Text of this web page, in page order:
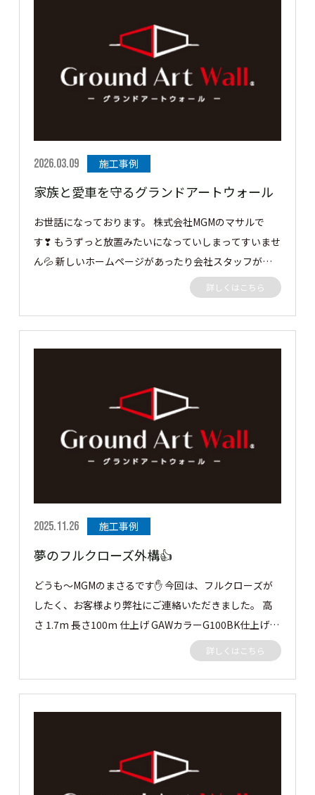
線を気にせずお庭のプライベート空間でのんびり過ごせ
ます！ ありがとうございました。 この度はご依頼あり
がとうございました。
2026.03.09 施工事例
家族と愛車を守るグランドアートウォール
お世話になっております。 株式会社MGMのマサルで
す❣ もうずっと放置みたいになっていしまってすいませ
ん💦 新しいホームページがあったり会社スタッフが増
えて仕事も忙しく 放置しましたorz 月に一度はアップで
きるように頑張ります!(^^)! 今回の施工事例は、隣地側
をフェンスで、後の丸見え部分をグランドアートウォー
では見ていきましょう👍 セミクローズ外構のご依頼を
いただきました。 3方向をグランドアートウォールにて
クローズ、門構えに潜門とシャッターゲートを施工させ
ていただきました。 この度はご依頼ありがとうござい
た。
詳しくはこちら
2025.11.26 施工事例
夢のフルクローズ外構👍
どうも～MGMのまさるです✋ 今回は、フルクローズが
したく、お客様より弊社にご連絡いただきました。 高
さ 1.7m 長さ100m 仕上げ GAWカラーG100BK仕上げの
グランドアートウォール。 御前様シャッター 間口6.3m
高さ2.3m 仕上げ GAWカラーG100BKのシャッターゲー
トになります。 早速見ていきましょう✨✨ この度はご
詳しくはこちら